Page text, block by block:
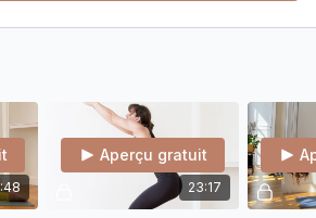
23:17
Aperçu gratuit